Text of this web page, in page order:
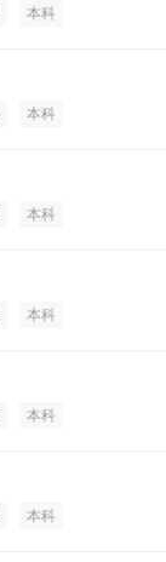
本科
本科
本科
本科
本科
本科